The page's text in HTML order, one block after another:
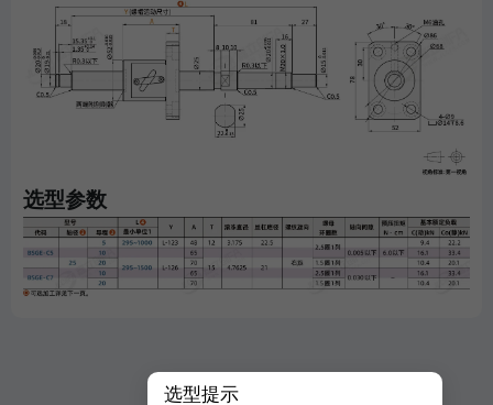
选型参数
选型提示